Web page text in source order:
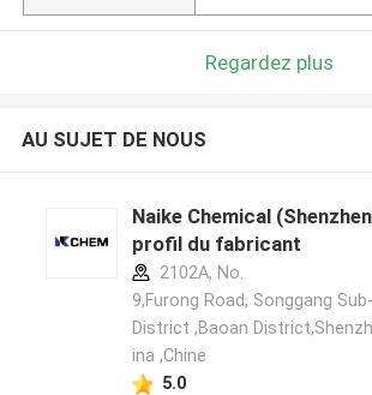
Regardez plus
AU SUJET DE NOUS
Naike Chemical
profil du fabricant
2102A, No.
9,Furong Road, Songgang Sub-
District ,Baoan
ina ,Chine
5.0